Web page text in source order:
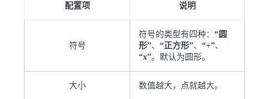
配置项 说明
符号
符号的类型有四种： “圆
形”、 “正方形”、 “+”、
“x”。默认为圆形。
大小 数值越大，点就越大。